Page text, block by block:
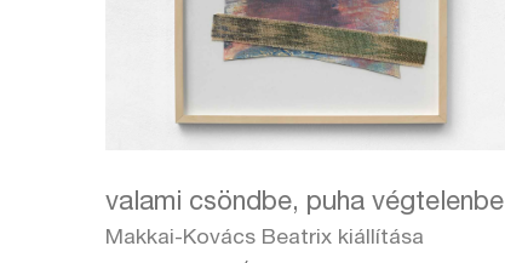
valami csöndbe, puha végtelenbe
Makkai-Kovács Beatrix kiállítása